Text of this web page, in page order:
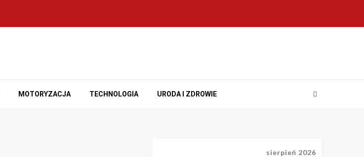
MOTORYZACJA TECHNOLOGIA URODA I ZDROWIE
sierpień 2026